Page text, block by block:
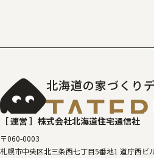
北海道の家づくり
［ 運営 ］ 株式会社北海道住宅通信社
〒060-0003
札幌市中央区北三条西七丁目5番地1 道庁西ビ